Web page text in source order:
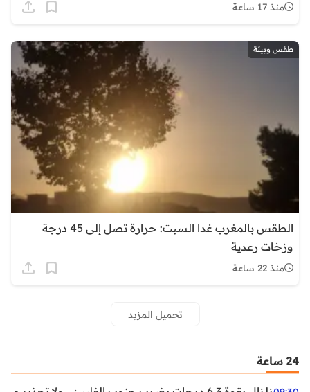
منذ 17 ساعة
طقس وبيئة
الطقس بالمغرب غدا السبت: حرارة تصل إلى 45 درجة
وزخات رعدية
منذ 22 ساعة
تحميل المزيد
24 ساعة